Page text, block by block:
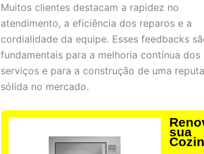
Muitos clientes destacam a rapidez no
atendimento, a eficiência dos reparos e a
cordialidade da equipe. Esses feedbacks
fundamentais para a melhoria contínua dos
serviços e para a construção de uma
sólida no mercado.
sua